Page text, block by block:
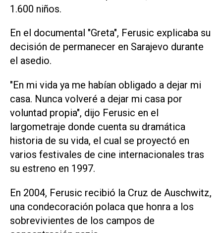
1.600 niños.
En el documental "Greta", Ferusic explicaba su
decisión de permanecer en Sarajevo durante
el asedio.
"En mi vida ya me habían obligado a dejar mi
casa. Nunca volveré a dejar mi casa por
voluntad propia", dijo Ferusic en el
largometraje donde cuenta su dramática
historia de su vida, el cual se proyectó en
varios festivales de cine internacionales tras
su estreno en 1997.
En 2004, Ferusic recibió la Cruz de Auschwitz,
una condecoración polaca que honra a los
sobrevivientes de los campos de